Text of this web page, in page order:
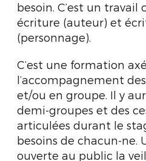
besoin. C’est un
écriture (auteur) et
(personnage).
C’est une formation
l’accompagnement
et/ou en groupe. Il y
demi-groupes et des
articulées durant le
besoins de chacun-ne.
ouverte au public la